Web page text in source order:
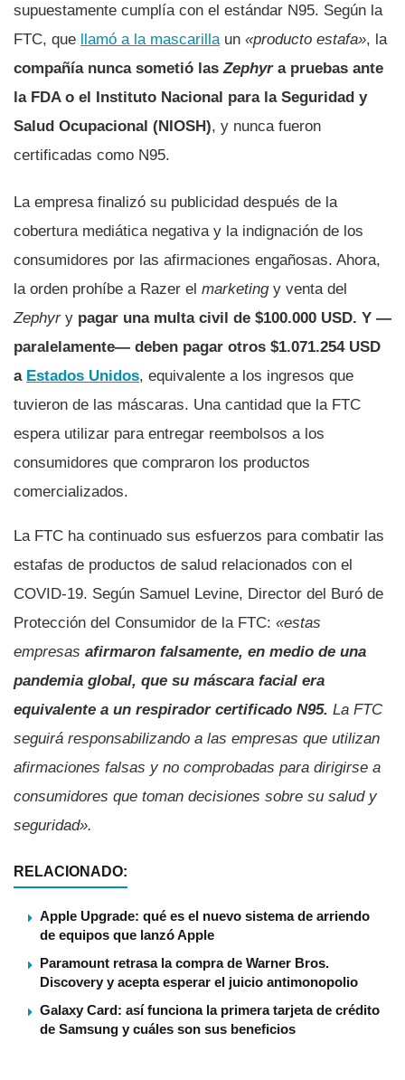
supuestamente cumplía con el estándar N95. Según la
FTC, que llamó a la mascarilla un «producto estafa», la
compañía nunca sometió las Zephyra pruebas ante
la FDA o el Instituto Nacional para la Seguridad y
Salud Ocupacional (NIOSH), y nunca fueron
certificadas como N95.
La empresa finalizó su publicidad después de la
cobertura mediática negativa y la indignación de los
consumidores por las afirmaciones engañosas. Ahora,
la orden prohíbe a Razer el marketingy venta del
Zephyry pagar una multa civil de $100.000 USD. Y —
paralelamente— deben pagar otros $1.071.254 USD
a Estados Unidos, equivalente a los ingresos que
tuvieron de las máscaras. Una cantidad que la FTC
espera utilizar para entregar reembolsos a los
consumidores que compraron los productos
comercializados.
La FTC ha continuado sus esfuerzos para combatir las
estafas de productos de salud relacionados con el
COVID-19. Según Samuel Levine, Director del Buró de
Protección del Consumidor de la FTC: «estas
empresas afirmaron falsamente, en medio de una
pandemia global, que su máscara facial era
equivalente a un respirador certificado N95. La FTC
seguirá responsabilizando a las empresas que utilizan
afirmaciones falsas y no comprobadas para dirigirse a
consumidores que toman decisiones sobre su salud y
seguridad».
RELACIONADO:
Apple Upgrade: qué es el nuevo sistema de arriendo
de equipos que lanzó Apple
Paramount retrasa la compra de Warner Bros.
Discovery y acepta esperar el juicio antimonopolio
Galaxy Card: así funciona la primera tarjeta de crédito
de Samsung y cuáles son sus beneficios